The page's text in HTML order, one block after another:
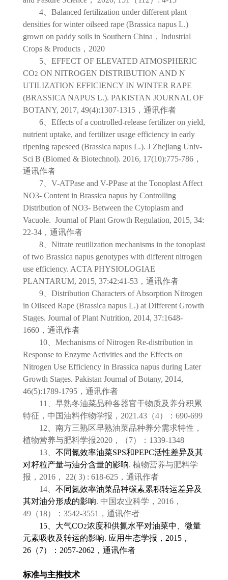
4、 Balanced fertilization under different plant
densities for winter oilseed rape (Brassica napus L.)
grown on paddy soils in Southern China ， Industrial
Crops & Products， 2020
5、 EFFECT OF ELEVATED ATMOSPHERIC
CO2 ON NITROGEN DISTRIBUTION AND N
UTILIZATION EFFICIENCY IN WINTER RAPE
(BRASSICA NAPUS L.). PAKISTAN JOURNAL OF
BOTANY, 2017, 49(4):1307-1315，通讯作者
6、 Effects of a controlled-release fertilizer on yield,
nutrient uptake, and fertilizer usage efficiency in early
ripening rapeseed (Brassica napus L.). J Zhejiang Univ-
Sci B (Biomed & Biotechnol). 2016, 17(10):775-786，
通讯作者
7、 V-ATPase and V-PPase at the Tonoplast Affect
NO3- Content in Brassica napus by Controlling
Distribution of NO3- Between the Cytoplasm and
Vacuole. Journal of Plant Growth Regulation, 2015, 34:
22-34，通讯作者
8、 Nitrate reutilization mechanisms in the tonoplast
of two Brassica napus genotypes with different nitrogen
use efficiency. ACTA PHYSIOLOGIAE
PLANTARUM, 2015, 37:42:41-53，通讯作者
9、 Distribution Characters of Absorption Nitrogen
in Oilseed Rape (Brassica napus L.) at Different Growth
Stages. Journal of Plant Nutrition, 2014, 37:1648-
1660，通讯作者
10、 Mechanisms of Nitrogen Re-distribution in
Response to Enzyme Activities and the Effects on
Nitrogen Use Efficiency in Brassica napus during Later
Growth Stages. Pakistan Journal of Botany, 2014,
46(5):1789-1795，通讯作者
11
、早熟冬油菜品种各器官干物质及养分积累
特征，中国油料作物学报， 2021.43（4）： 690-699
12 、南方三熟区早熟油菜品种养分需求特性，
植物营养与肥料学报2020，（7）： 1339-1348
13、 不同氮效率油菜SPS和PEPC活性差异及其
对籽粒产量与油分含量的影响. 植物营养与肥料学
报， 2016， 22( 3) : 618-625，通讯作者
14、 不同氮效率油菜品种碳素累积转运差异及
其对油分形成的影响. 中国农业科学， 2016，
49（18）： 3542-3551 ，通讯作者
15、 大气CO2浓度和供氮水平对油菜中、微量
元素吸收及转运的影响. 应用生态学报， 2015，
26（7）： 2057-2062 ，通讯作者
标准与主推技术